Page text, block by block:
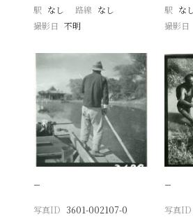
駅 なし 路線 なし
撮影日
不明
駅 な
撮影日
−
写真ID 3601-002107-0
−
写真ID